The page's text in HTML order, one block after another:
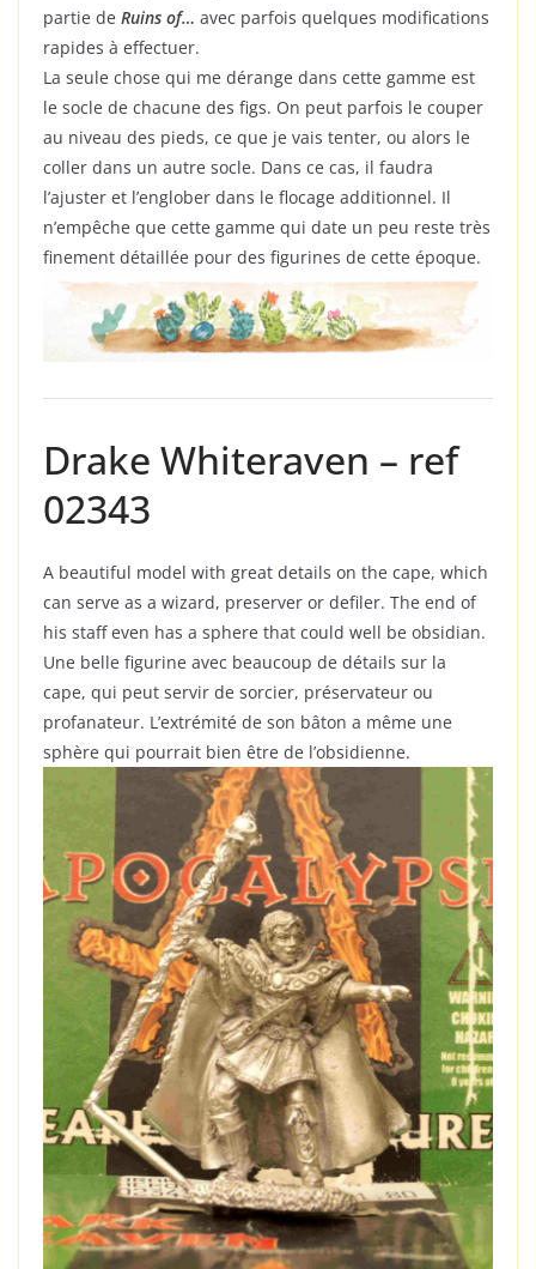
partie de Ruins of… avec parfois quelques modifications
rapides à effectuer.
La seule chose qui me dérange dans cette gamme est
le socle de chacune des figs. On peut parfois le couper
au niveau des pieds, ce que je vais tenter, ou alors le
coller dans un autre socle. Dans ce cas, il faudra
l’ajuster et l’englober dans le flocage additionnel. Il
n’empêche que cette gamme qui date un peu reste très
finement détaillée pour des figurines de cette époque.
Drake Whiteraven – ref
02343
A beautiful model with great details on the cape, which
can serve as a wizard, preserver or defiler. The end of
his staff even has a sphere that could well be obsidian.
Une belle figurine avec beaucoup de détails sur la
cape, qui peut servir de sorcier, préservateur ou
profanateur. L’extrémité de son bâton a même une
sphère qui pourrait bien être de l’obsidienne.